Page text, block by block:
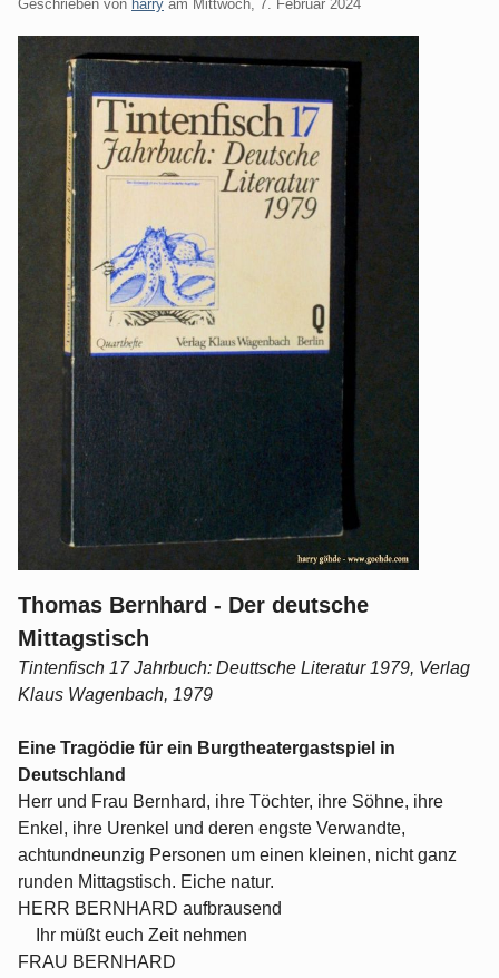
Geschrieben von harry am Mittwoch, 7. Februar 2024
Thomas Bernhard - Der deutsche
Mittagstisch
Tintenfisch 17 Jahrbuch: Deuttsche Literatur 1979, Verlag
Klaus Wagenbach, 1979
Eine Tragödie für ein Burgtheatergastspiel in
Deutschland
Herr und Frau Bernhard, ihre Töchter, ihre Söhne, ihre
Enkel, ihre Urenkel und deren engste Verwandte,
achtundneunzig Personen um einen kleinen, nicht ganz
runden Mittagstisch. Eiche natur.
HERR BERNHARD aufbrausend
Ihr müßt euch Zeit nehmen
FRAU BERNHARD